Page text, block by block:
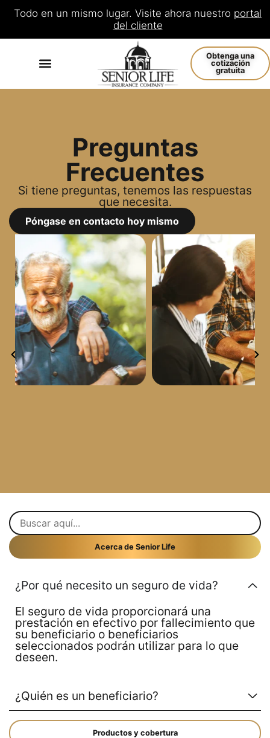
Todo en un mismo lugar. Visite ahora nuestro portal
del cliente
Obtenga una
cotización
gratuita
Preguntas
Frecuentes
Si tiene preguntas, tenemos las respuestas
que necesita.
Póngase en contacto hoy mismo
Acerca de Senior Life
Productos y cobertura
¿Por qué necesito un seguro de vida?
El seguro de vida proporcionará una
prestación en efectivo por fallecimiento que
su beneficiario o beneficiarios
seleccionados podrán utilizar para lo que
deseen.
¿Quién es un beneficiario?